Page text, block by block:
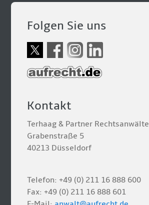
Folgen Sie uns
Kontakt
Terhaag & Partner Rechtsanwälte
Grabenstraße 5
40213 Düsseldorf
Telefon: +49 (0) 211 16 888 600
Fax: +49 (0) 211 16 888 601